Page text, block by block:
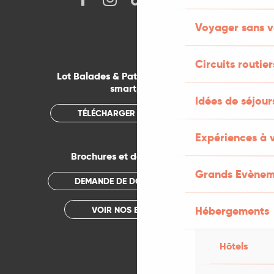
Voyager sans
Circuits
Idées de
Expériences à
Grands
Hébergements
Hôtels
Lot Balades & Patrimoines sur votre
smartphone
TÉLÉCHARGER L'APPLICATION
Brochures et documentations
DEMANDE DE DOCUMENTATION
VOIR NOS BROCHURES